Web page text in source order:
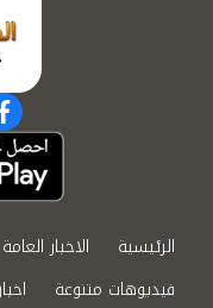
الرئيسية الاخبار العامة
فيديوهات متنوعة